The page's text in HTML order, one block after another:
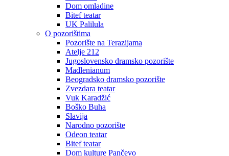
Dom omladine
Bitef teatar
UK Palilula
O pozorištima
Pozorište na Terazijama
Atelje 212
Jugoslovensko dramsko pozorište
Madlenianum
Beogradsko dramsko pozorište
Zvezdara teatar
Vuk Karadžić
Boško Buha
Slavija
Narodno pozorište
Odeon teatar
Bitef teatar
Dom kulture Pančevo